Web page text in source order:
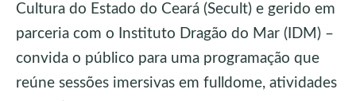
Cultura do Estado do Ceará (Secult) e gerido em
parceria com o Instituto Dragão do Mar (IDM) –
convida o público para uma programação que
reúne sessões imersivas em fulldome, atividades